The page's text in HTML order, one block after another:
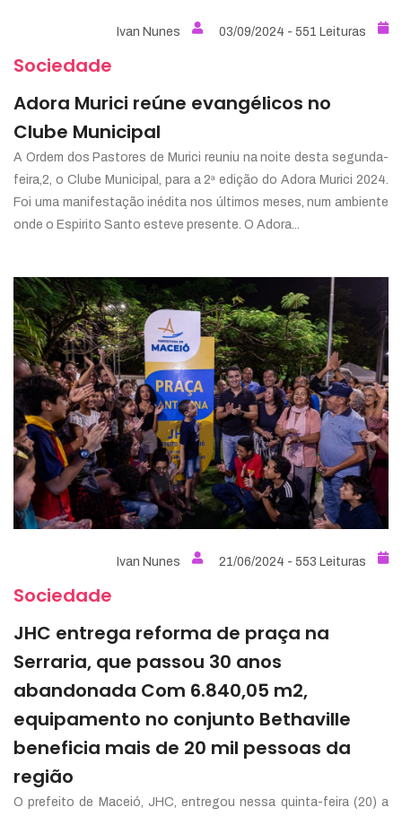
Ivan Nunes 03/09/2024 - 551 Leituras
Sociedade
Adora Murici reúne evangélicos no
Clube Municipal
A Ordem dos Pastores de Murici reuniu na noite desta segunda-
feira,2, o Clube Municipal, para a 2ª edição do Adora Murici 2024.
Foi uma manifestação inédita nos últimos meses, num ambiente
onde o Espirito Santo esteve presente. O Adora...
Ivan Nunes 21/06/2024 - 553 Leituras
Sociedade
JHC entrega reforma de praça na
Serraria, que passou 30 anos
abandonada Com 6.840,05 m2,
equipamento no conjunto Bethaville
beneficia mais de 20 mil pessoas da
região
O prefeito de Maceió, JHC, entregou nessa quinta-feira (20) a